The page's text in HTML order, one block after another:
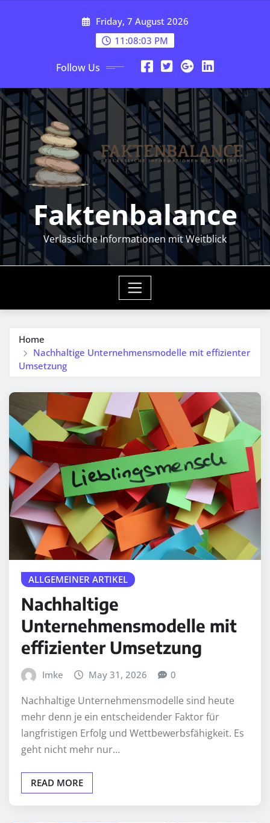
Friday, 7 August 2026
11:08:04 PM
Follow Us
Faktenbalance
Verlässliche Informationen mit Weitblick
Home
Nachhaltige Unternehmensmodelle mit effizienter
Umsetzung
ALLGEMEINER ARTIKEL
Nachhaltige
Unternehmensmodelle mit
effizienter Umsetzung
Imke May 31, 2026 0
Nachhaltige Unternehmensmodelle sind heute
mehr denn je ein entscheidender Faktor für
langfristigen Erfolg und Wettbewerbsfähigkeit. Es
geht nicht mehr nur…
READ MORE